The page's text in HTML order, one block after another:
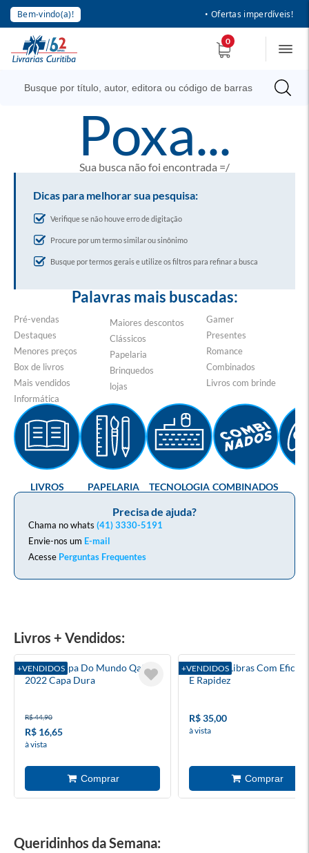
Bem-vindo(a)! • Ofertas imperdíveis!
0
poxa...
Sua busca não foi encontrada =/
Dicas para melhorar sua pesquisa:
Verifique se não houve erro de digitação
Procure por um termo similar ou sinônimo
Busque por termos gerais e utilize os filtros para refinar a busca
Palavras mais buscadas:
Pré-vendas
Destaques
Menores preços
Box de livros
Mais vendidos
Informática
Maiores descontos
Clássicos
Papelaria
Brinquedos
lojas
Gamer
Presentes
Romance
Combinados
Livros com brinde
Precisa de ajuda?
Chama no whats (41) 3330-5191
Envie-nos um E-mail
Acesse Perguntas Frequentes
LIVROS PAPELARIA TECNOLOGIA COMBINADOS
Livros + Vendidos:
+VENDIDOS
Álbum Copa Do Mundo Qatar
2022 Capa Dura
R$ 44,90
R$ 16,65
à vista
+VENDIDOS
Aprenda Libras Com
E Rapidez
R$ 35,00
à vista
Queridinhos da Semana: